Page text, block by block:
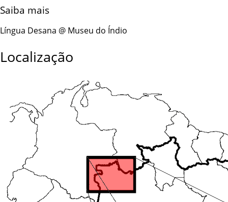
Saiba mais
Língua Desana @ Museu do Índio
Localização